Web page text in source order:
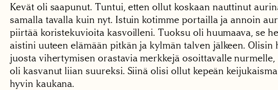
Kevät oli saapunut. Tuntui, etten ollut koskaan nauttinut
samalla tavalla kuin nyt. Istuin kotimme portailla ja annoin
piirtää koristekuvioita kasvoilleni. Tuoksu oli huumaava, se
aistini uuteen elämään pitkän ja kylmän talven jälkeen. Olisin
juosta vihertymisen orastavia merkkejä osoittavalle
oli kasvanut liian suureksi. Siinä olisi ollut kepeän
hyvin kaukana.